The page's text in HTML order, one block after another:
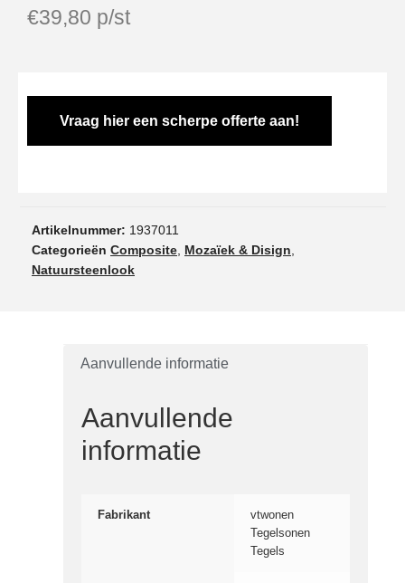
€39,80 p/st
Vraag hier een scherpe offerte aan!
Artikelnummer: 1937011
Categorieën Composite Mozaïek & Disign
Natuursteenlook
Aanvullende informatie
Aanvullende
informatie
Fabrikant
vtwonen
Tegelsonen
Tegels